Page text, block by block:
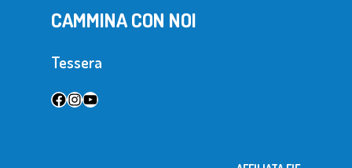
CAMMINA CON NOI
Tessera
Facebook
Instagram
YouTube